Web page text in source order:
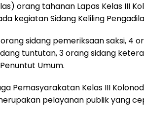
orang tahanan Lapas Kelas III
kegiatan Sidang Keliling
sidang pemeriksaan saksi, 4
tuntutan, 3 orang sidang
Umum.
Pemasyarakatan Kelas III
pelayanan publik yang